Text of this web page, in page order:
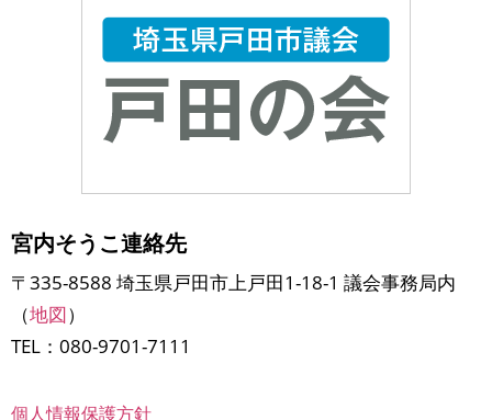
宮内そうこ連絡先
〒335-8588 埼玉県戸田市上戸田1-18-1 議会事務局内
（地図）
TEL：080-9701-7111
個人情報保護方針